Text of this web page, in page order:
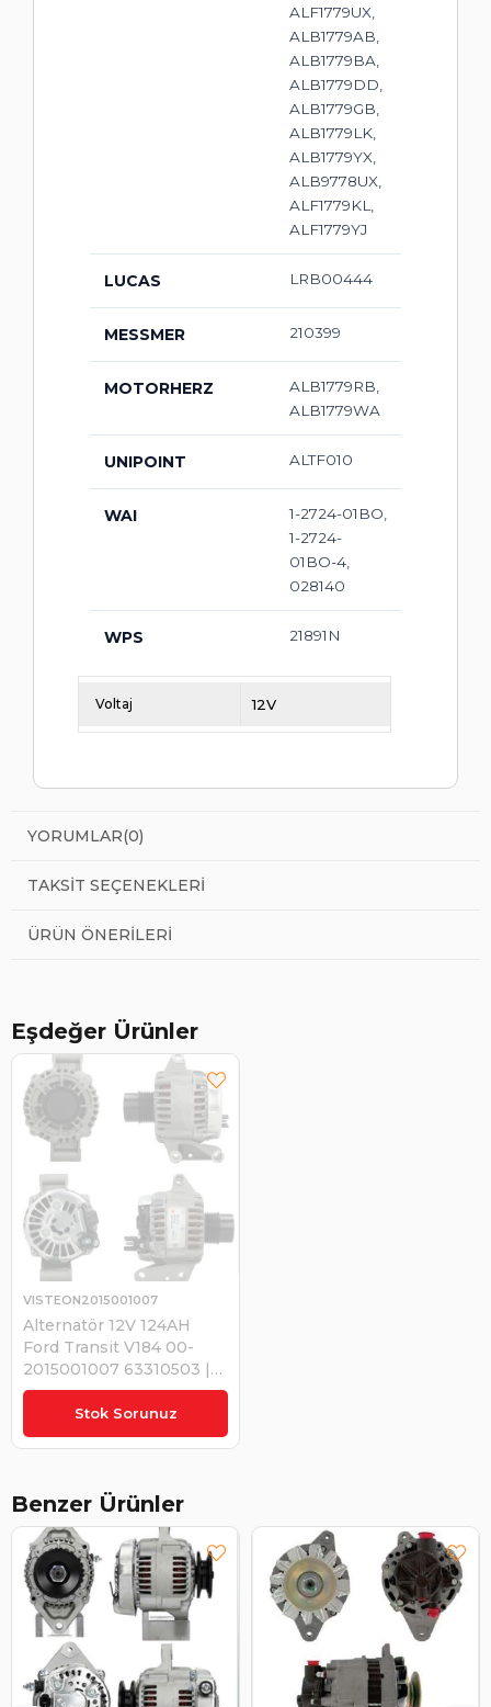
ALF1779UX,
ALB1779AB,
ALB1779BA,
ALB1779DD,
ALB1779GB,
ALB1779LK,
ALB1779YX,
ALB9778UX,
ALF1779KL,
ALF1779YJ
LUCAS LRB00444
MESSMER 210399
MOTORHERZ
ALB1779RB,
ALB1779WA
UNIPOINT ALTF010
WAI
1-2724-01BO,
1-2724-
01BO-4,
028140
WPS 21891N
Voltaj 12V
YORUMLAR(0)
TAKSIT SEÇENEKLERI
ÜRÜN ÖNERILERI
Eşdeğer Ürünler
Stok Sorunuz
Alternatör 12V 124AH
Ford Transit V184 00-
2015001007 63310503 |
VISTEON 2015001007
VISTEON2015001007
₺10.949,96
Benzer Ürünler